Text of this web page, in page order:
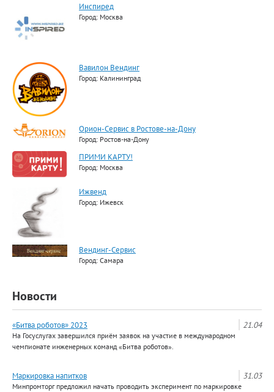
Инспиред
Город: Москва
Вавилон Вендинг
Город: Калининград
Орион-Сервис в Ростове-на-Дону
Город: Ростов-на-Дону
ПРИМИ КАРТУ!
Город: Москва
Ижвенд
Город: Ижевск
Вендинг-Сервис
Город: Самара
Новости
21.04
«Битва роботов» 2023
На Госуслугах завершился приём заявок на участие в международном
чемпионате инженерных команд «Битва роботов».
31.03
Маркировка напитков
Минпромторг предложил начать проводить эксперимент по маркировке